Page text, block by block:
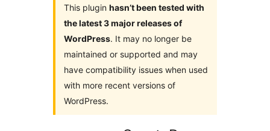
This plugin hasn’t been tested with
the latest 3 major releases of
WordPress. It may no longer be
maintained or supported and may
have compatibility issues when used
with more recent versions of
WordPress.